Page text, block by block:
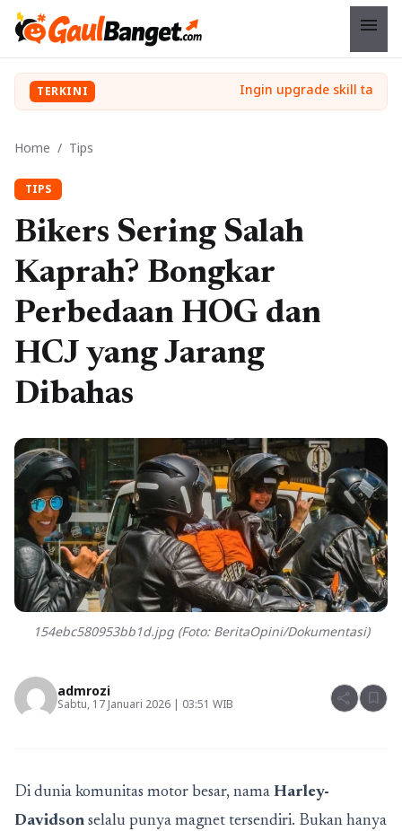
menu
TERKINI
Home / Tips
TIPS
Bikers Sering Salah
Kaprah? Bongkar
Perbedaan HOG dan
HCJ yang Jarang
Dibahas
154ebc580953bb1d.jpg (Foto: BeritaOpini/Dokumentasi)
admrozi
Sabtu, 17 Januari 2026 | 03:51 WIB share bookmark
Di dunia komunitas motor besar, nama Harley-
Davidson selalu punya magnet tersendiri. Bukan hanya